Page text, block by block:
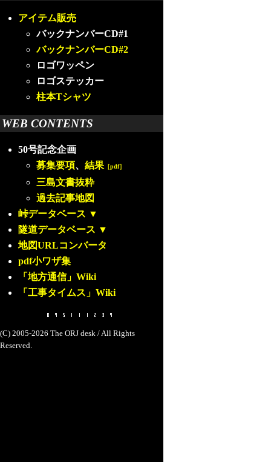
アイテム販売
バックナンバーCD#1
バックナンバーCD#2
ロゴワッペン
ロゴステッカー
柱本Tシャツ
WEB CONTENTS
50号記念企画
募集要項、 結果 ［pdf］
三島文書抜粋
過去記事地図
峠データベース ▼
隧道データベース ▼
地図URLコンバータ
pdf小ワザ集
「地方通信」Wiki
「工事タイムス」Wiki
(C) 2005-2026 The ORJ desk / All Rights
Reserved.